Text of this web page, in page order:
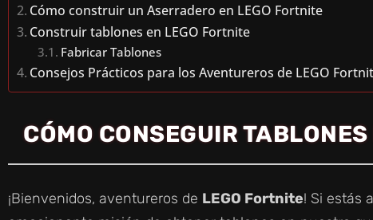
Cómo construir un Aserradero en LEGO Fortnite
Construir tablones en LEGO Fortnite
Fabricar Tablones
Consejos Prácticos para los Aventureros de LEGO
CÓMO CONSEGUIR
¡Bienvenidos, aventureros de LEGO Fortnite! Si estás